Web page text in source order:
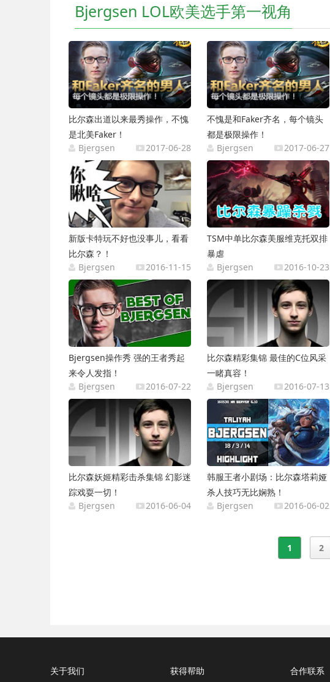
Bjergsen LOL欧美选手第一视角
比尔森出道以来最秀操作，不愧
是北美Faker！
Bjergsen
2017-06-28
不愧是和Faker齐名，每个镜头
都是极限操作！
Bjergsen
2017-06-27
新版卡特玩不好也没事儿，看看
比尔森？！
Bjergsen
2016-11-15
TSM中单比尔森美服维克托双排
暴虐
Bjergsen
2016-10-23
Bjergsen操作秀 强的王者秀起
来令人发指！
Bjergsen
2016-07-22
比尔森精彩集锦 最佳的C位风采
一睹真容！
Bjergsen
2016-07-13
比尔森妖姬精彩击杀集锦 幻影迷
踪戏耍一切！
Bjergsen
2016-06-04
韩服王者小剧场：比尔森塔莉娅
杀人技巧无比娴熟！
Bjergsen
2016-06-02
1 2
关于我们 获得帮助 合作联系